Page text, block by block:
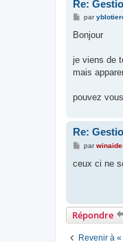
Re:
M
s
g
par
Bonjour
je viens de
mais
pouvez
Re:
M
s
par
ceux ci ne
Répondre
Revenir à